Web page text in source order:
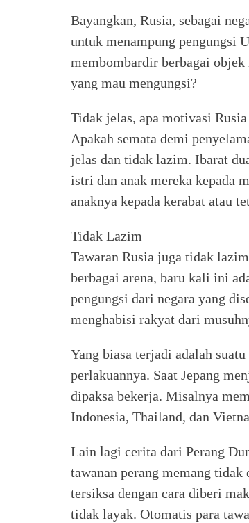
Bayangkan, Rusia, sebagai
untuk menampung pengungsi
membombardir berbagai
yang mau mengungsi?
Tidak jelas, apa motivasi
Apakah semata demi
jelas dan tidak lazim. Ibarat
istri dan anak mereka kepada
anaknya kepada kerabat atau
Tidak Lazim
Tawaran Rusia juga tidak
berbagai arena, baru kali ini
pengungsi dari negara yang
menghabisi rakyat dari
Yang biasa terjadi adalah
perlakuannya. Saat Jepang
dipaksa bekerja. Misalnya
Indonesia, Thailand, dan
Lain lagi cerita dari Perang
tawanan perang memang
tersiksa dengan cara diberi
tidak layak. Otomatis para